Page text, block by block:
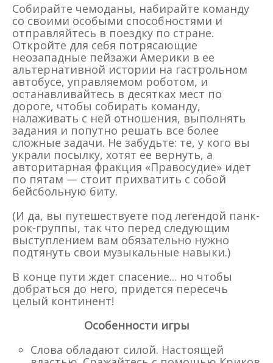
Собирайте чемоданы, набирайте команду
со своими особыми способностями и
отправляйтесь в поездку по стране.
Откройте для себя потрясающие
неозападные пейзажи Америки в ее
альтернативной истории на гастрольном
автобусе, управляемом роботом, и
останавливайтесь в десятках мест по
дороге, чтобы собирать команду,
налаживать с ней отношения, выполнять
задания и попутно решать все более
сложные задачи. Не забудьте: те, у кого вы
украли посылку, хотят ее вернуть, а
авторитарная фракция «Правосудие» идет
по пятам — стоит прихватить с собой
бейсбольную биту.
(И да, вы путешествуете под легендой панк-
рок-группы, так что перед следующим
выступлением вам обязательно нужно
подтянуть свои музыкальные навыки.)
В конце пути ждет спасение... но чтобы
добраться до него, придется пересечь
целый континент!
Особенности игры
Слова обладают силой. Настоящей